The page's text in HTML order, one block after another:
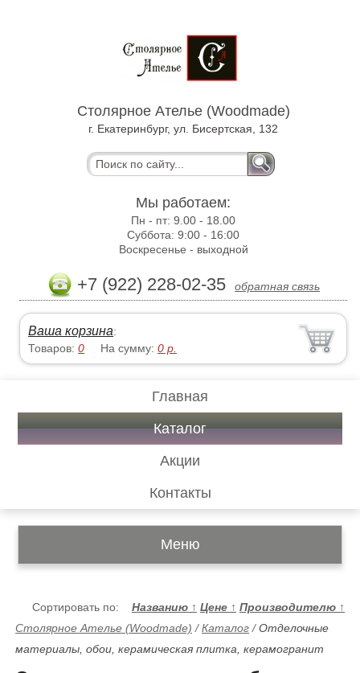
Столярное Ателье (Woodmade)
г. Екатеринбург, ул. Бисертская, 132
Мы работаем:
Пн - пт:9.00 - 18.00
Суббота:9:00 - 16:00
Воскресенье - выходной
+7 (922) 228-02-35 обратная связь
Ваша корзина:
Товаров:0 На сумму:0 р.
Главная
Каталог
Акции
Контакты
Меню
Сортировать по: Названию ↑ Цене ↑ Производителю ↑
Столярное Ателье (Woodmade) /Каталог /Отделочные
материалы, обои, керамическая плитка, керамогранит